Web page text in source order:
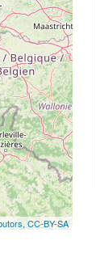
CC-BY-SA